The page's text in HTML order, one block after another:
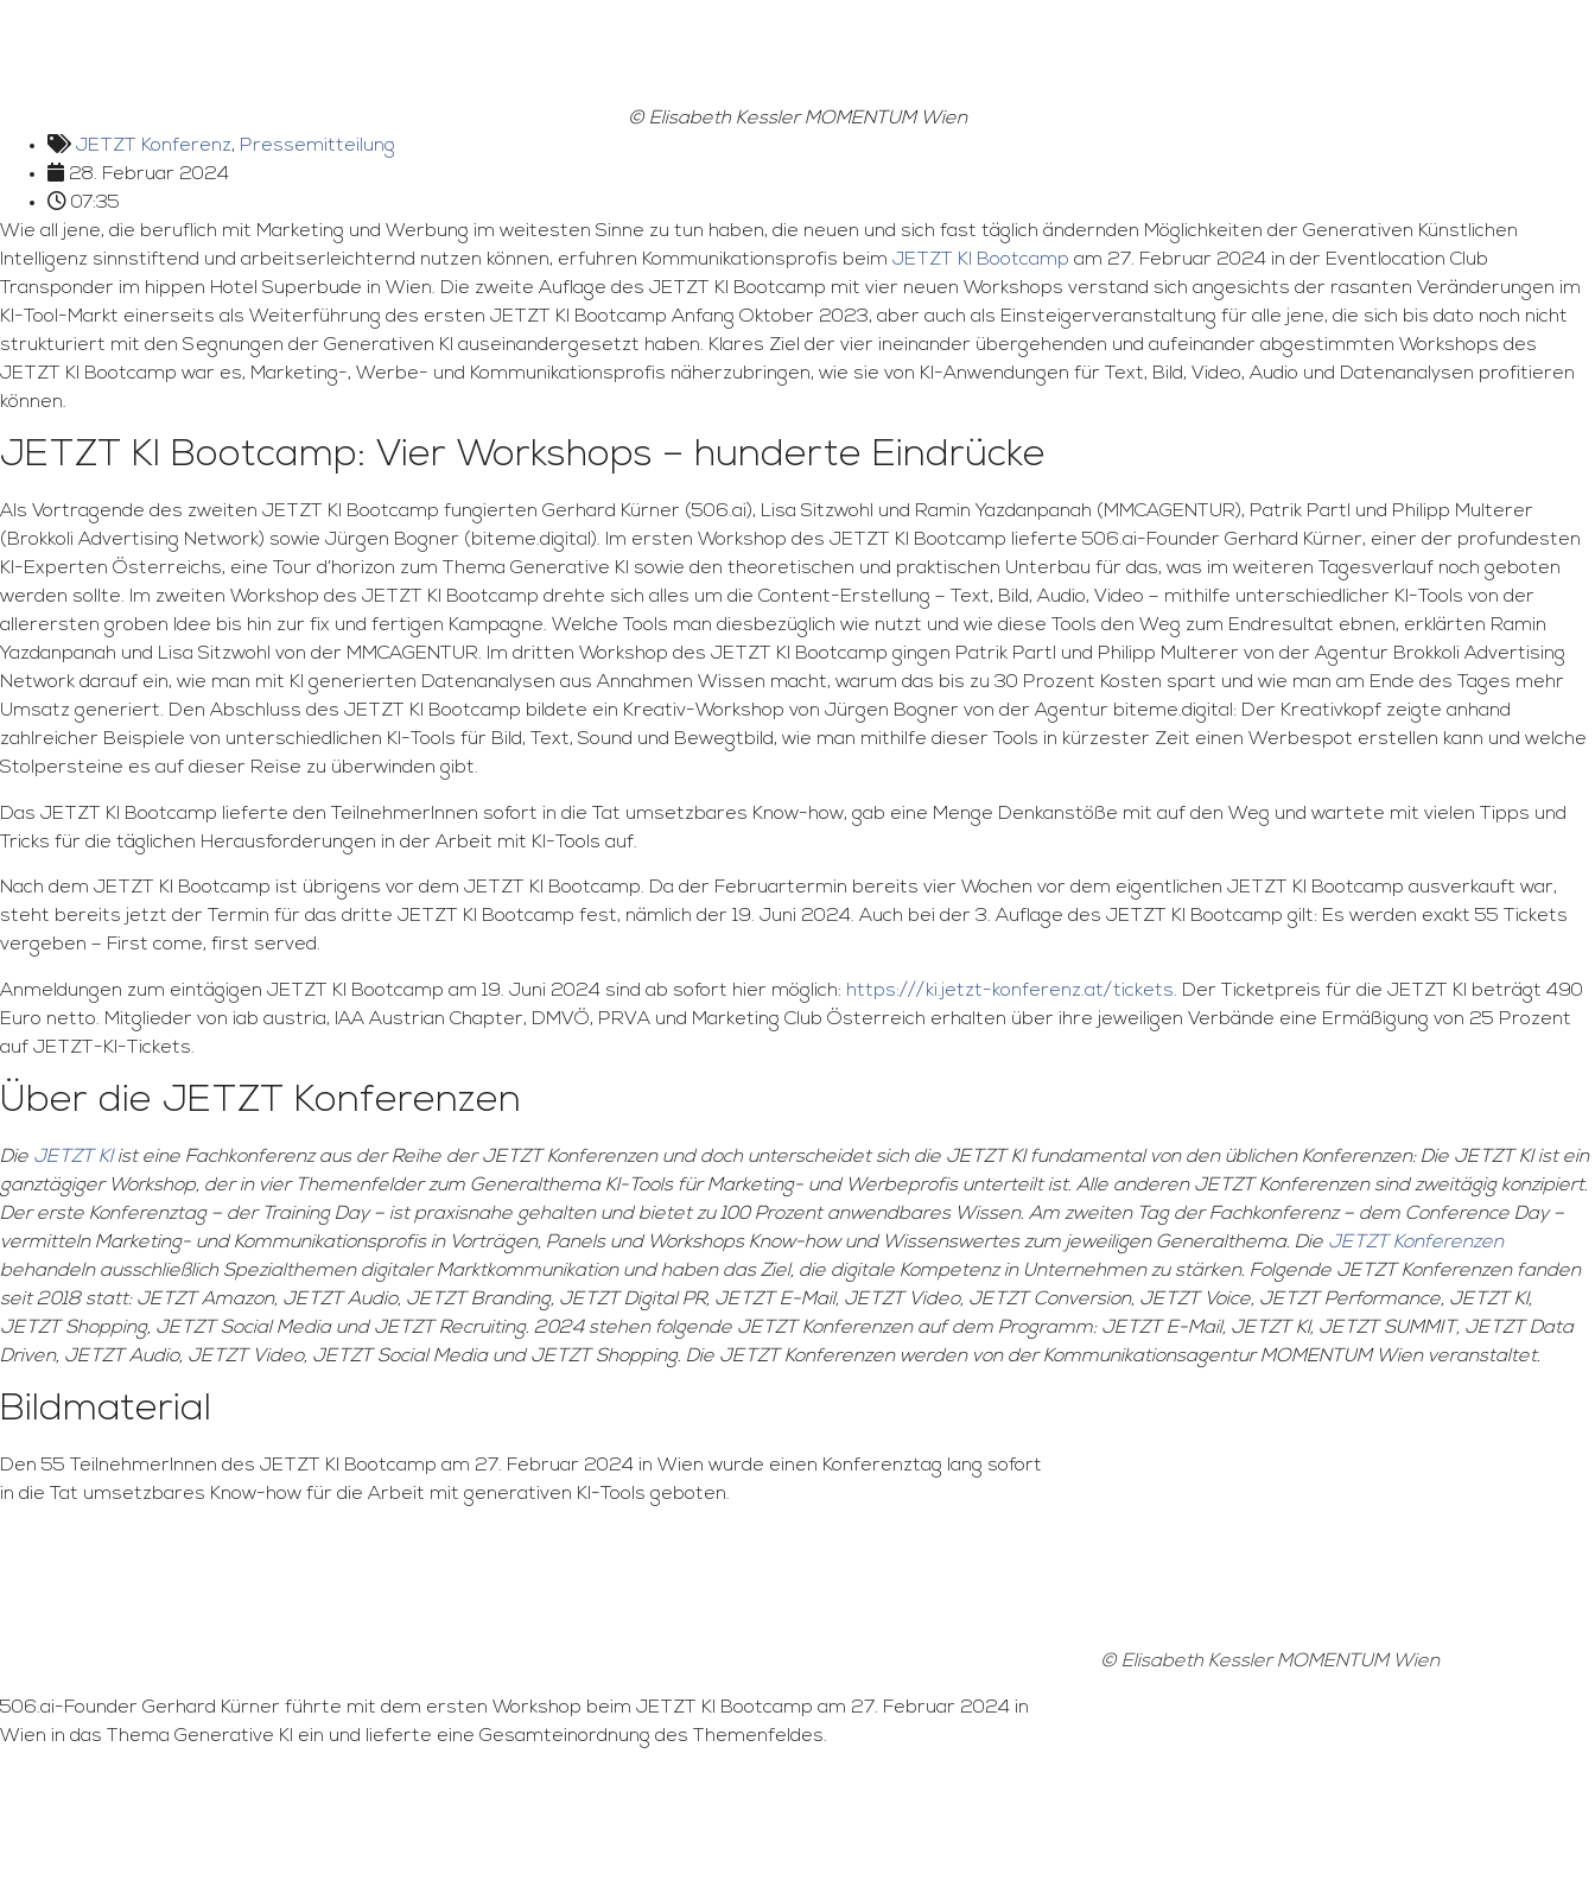
© Elisabeth Kessler MOMENTUM Wien
JETZT Konferenz, Pressemitteilung
28. Februar 2024
07:35
Wie all jene, die beruflich mit Marketing und Werbung im weitesten Sinne zu tun haben, die neuen und sich fast täglich ändernden Möglichkeiten der Generativen Künstlichen
Intelligenz sinnstiftend und arbeitserleichternd nutzen können, erfuhren Kommunikationsprofis beim JETZT KI Bootcamp am 27. Februar 2024 in der Eventlocation Club
Transponder im hippen Hotel Superbude in Wien. Die zweite Auflage des JETZT KI Bootcamp mit vier neuen Workshops verstand sich angesichts der rasanten Veränderungen im
KI-Tool-Markt einerseits als Weiterführung des ersten JETZT KI Bootcamp Anfang Oktober 2023, aber auch als Einsteigerveranstaltung für alle jene, die sich bis dato noch nicht
strukturiert mit den Segnungen der Generativen KI auseinandergesetzt haben. Klares Ziel der vier ineinander übergehenden und aufeinander abgestimmten Workshops des
JETZT KI Bootcamp war es, Marketing-, Werbe- und Kommunikationsprofis näherzubringen, wie sie von KI-Anwendungen für Text, Bild, Video, Audio und Datenanalysen profitieren
können.
JETZT KI Bootcamp: Vier Workshops – hunderte Eindrücke
Als Vortragende des zweiten JETZT KI Bootcamp fungierten Gerhard Kürner (506.ai), Lisa Sitzwohl und Ramin Yazdanpanah (MMCAGENTUR), Patrik Partl und Philipp Multerer
(Brokkoli Advertising Network) sowie Jürgen Bogner (biteme.digital). Im ersten Workshop des JETZT KI Bootcamp lieferte 506.ai-Founder Gerhard Kürner, einer der profundesten
KI-Experten Österreichs, eine Tour d’horizon zum Thema Generative KI sowie den theoretischen und praktischen Unterbau für das, was im weiteren Tagesverlauf noch geboten
werden sollte. Im zweiten Workshop des JETZT KI Bootcamp drehte sich alles um die Content-Erstellung – Text, Bild, Audio, Video – mithilfe unterschiedlicher KI-Tools von der
allerersten groben Idee bis hin zur fix und fertigen Kampagne. Welche Tools man diesbezüglich wie nutzt und wie diese Tools den Weg zum Endresultat ebnen, erklärten Ramin
Yazdanpanah und Lisa Sitzwohl von der MMCAGENTUR. Im dritten Workshop des JETZT KI Bootcamp gingen Patrik Partl und Philipp Multerer von der Agentur Brokkoli Advertising
Network darauf ein, wie man mit KI generierten Datenanalysen aus Annahmen Wissen macht, warum das bis zu 30 Prozent Kosten spart und wie man am Ende des Tages mehr
Umsatz generiert. Den Abschluss des JETZT KI Bootcamp bildete ein Kreativ-Workshop von Jürgen Bogner von der Agentur biteme.digital: Der Kreativkopf zeigte anhand
zahlreicher Beispiele von unterschiedlichen KI-Tools für Bild, Text, Sound und Bewegtbild, wie man mithilfe dieser Tools in kürzester Zeit einen Werbespot erstellen kann und welche
Stolpersteine es auf dieser Reise zu überwinden gibt.
Das JETZT KI Bootcamp lieferte den TeilnehmerInnen sofort in die Tat umsetzbares Know-how, gab eine Menge Denkanstöße mit auf den Weg und wartete mit vielen Tipps und
Tricks für die täglichen Herausforderungen in der Arbeit mit KI-Tools auf.
Nach dem JETZT KI Bootcamp ist übrigens vor dem JETZT KI Bootcamp. Da der Februartermin bereits vier Wochen vor dem eigentlichen JETZT KI Bootcamp ausverkauft war,
steht bereits jetzt der Termin für das dritte JETZT KI Bootcamp fest, nämlich der 19. Juni 2024. Auch bei der 3. Auflage des JETZT KI Bootcamp gilt: Es werden exakt 55 Tickets
vergeben – First come, first served.
Anmeldungen zum eintägigen JETZT KI Bootcamp am 19. Juni 2024 sind ab sofort hier möglich: https:///ki.jetzt-konferenz.at/tickets. Der Ticketpreis für die JETZT KI beträgt 490
Euro netto. Mitglieder von iab austria, IAA Austrian Chapter, DMVÖ, PRVA und Marketing Club Österreich erhalten über ihre jeweiligen Verbände eine Ermäßigung von 25 Prozent
auf JETZT-KI-Tickets.
Über die JETZT Konferenzen
Die JETZT KIist eine Fachkonferenz aus der Reihe der JETZT Konferenzen und doch unterscheidet sich die JETZT KI fundamental von den üblichen Konferenzen: Die JETZT KI ist ein
ganztägiger Workshop, der in vier Themenfelder zum Generalthema KI-Tools für Marketing- und Werbeprofis unterteilt ist. Alle anderen JETZT Konferenzen sind zweitägig konzipiert.
Der erste Konferenztag – der Training Day – ist praxisnahe gehalten und bietet zu 100 Prozent anwendbares Wissen. Am zweiten Tag der Fachkonferenz – dem Conference Day –
vermitteln Marketing- und Kommunikationsprofis in Vorträgen, Panels und Workshops Know-how und Wissenswertes zum jeweiligen Generalthema. Die JETZT Konferenzen
behandeln ausschließlich Spezialthemen digitaler Marktkommunikation und haben das Ziel, die digitale Kompetenz in Unternehmen zu stärken. Folgende JETZT Konferenzen fanden
seit 2018 statt: JETZT Amazon, JETZT Audio, JETZT Branding, JETZT Digital PR, JETZT E-Mail, JETZT Video, JETZT Conversion, JETZT Voice, JETZT Performance, JETZT KI,
JETZT Shopping, JETZT Social Media und JETZT Recruiting. 2024 stehen folgende JETZT Konferenzen auf dem Programm: JETZT E-Mail, JETZT KI, JETZT SUMMIT, JETZT Data
Driven, JETZT Audio, JETZT Video, JETZT Social Media und JETZT Shopping. Die JETZT Konferenzen werden von der Kommunikationsagentur MOMENTUM Wien veranstaltet.
Bildmaterial
Den 55 TeilnehmerInnen des JETZT KI Bootcamp am 27. Februar 2024 in Wien wurde einen Konferenztag lang sofort
in die Tat umsetzbares Know-how für die Arbeit mit generativen KI-Tools geboten.
© Elisabeth Kessler MOMENTUM Wien
506.ai-Founder Gerhard Kürner führte mit dem ersten Workshop beim JETZT KI Bootcamp am 27. Februar 2024 in
Wien in das Thema Generative KI ein und lieferte eine Gesamteinordnung des Themenfeldes.